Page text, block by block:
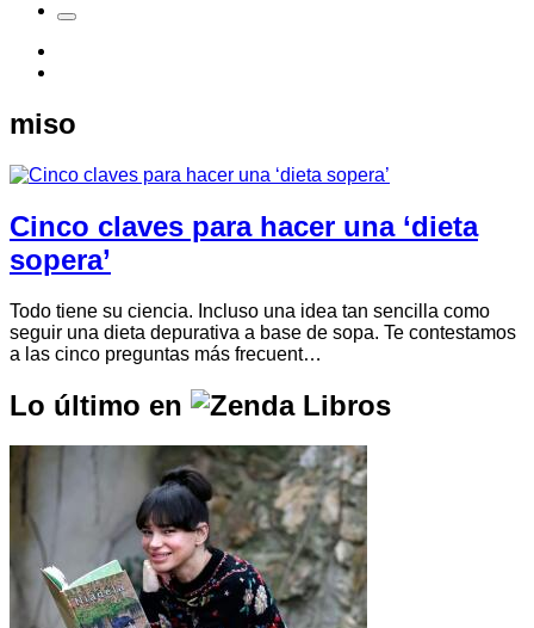
miso
Cinco claves para hacer una ‘dieta
sopera’
Todo tiene su ciencia. Incluso una idea tan sencilla como
seguir una dieta depurativa a base de sopa. Te contestamos
a las cinco preguntas más frecuent…
Lo último en